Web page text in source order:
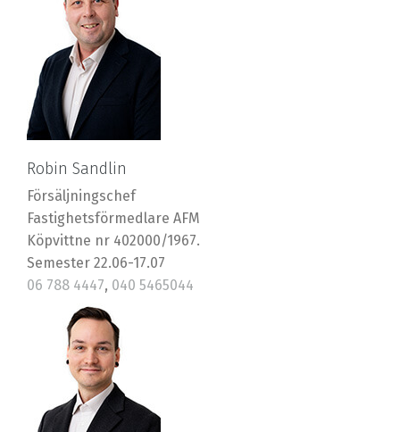
Robin Sandlin
Försäljningschef
Fastighetsförmedlare AFM
Köpvittne nr 402000/1967.
Semester 22.06-17.07
06 788 4447, 040 5465044
robin@riska.fi